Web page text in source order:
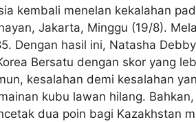
kembali menelan kekalahan
Jakarta, Minggu (19/8).
Dengan hasil ini, Natasha
Bersatu dengan skor yang
kesalahan demi kesalahan
kubu lawan hilang.
dua poin bagi Kazakhstan